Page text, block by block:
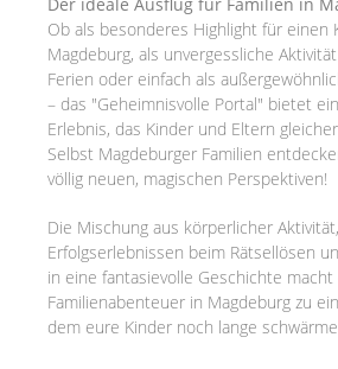
Ob als besonderes Highlight für einen
Magdeburg, als unvergessliche
Ferien oder einfach als
– das "Geheimnisvolle Portal" bietet
Erlebnis, das Kinder und Eltern
Selbst Magdeburger Familien
völlig neuen, magischen Perspektiven!
Die Mischung aus körperlicher
Erfolgserlebnissen beim Rätsellösen
in eine fantasievolle Geschichte macht
Familienabenteuer in Magdeburg zu
dem eure Kinder noch lange